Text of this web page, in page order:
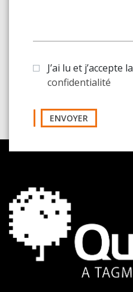
J’ai lu et j’accepte la
confidentialité
ENVOYER